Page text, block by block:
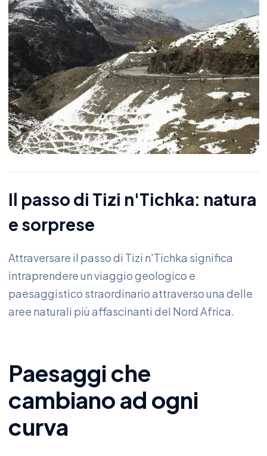
Il passo di Tizi n'Tichka: natura
e sorprese
Attraversare il passo di Tizi n'Tichka significa
intraprendere un viaggio geologico e
paesaggistico straordinario attraverso una delle
aree naturali più affascinanti del Nord Africa.
Paesaggi che
cambiano ad ogni
curva